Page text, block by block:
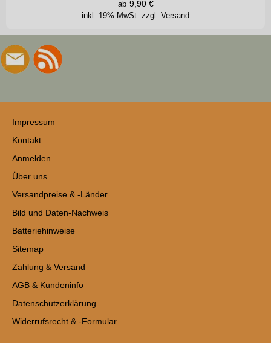
inkl. 19% MwSt. zzgl. Versand
ab 9,90€
Impressum
Kontakt
Anmelden
Über uns
Versandpreise & -Länder
Bild und Daten-Nachweis
Batteriehinweise
Sitemap
Zahlung & Versand
AGB & Kundeninfo
Datenschutzerklärung
Widerrufsrecht & -Formular